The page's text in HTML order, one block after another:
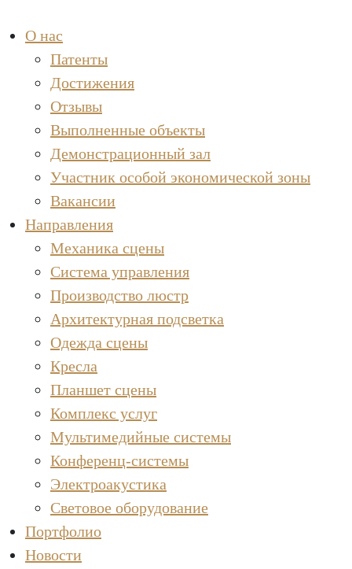
О нас
Патенты
Достижения
Отзывы
Выполненные объекты
Демонстрационный зал
Участник особой экономической зоны
Вакансии
Направления
Механика сцены
Система управления
Производство люстр
Архитектурная подсветка
Одежда сцены
Кресла
Планшет сцены
Комплекс услуг
Мультимедийные системы
Конференц-системы
Электроакустика
Световое оборудование
Портфолио
Новости